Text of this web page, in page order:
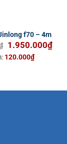
f70 – 4m
Giá
gốc
1.950.000₫Giá
120.000₫